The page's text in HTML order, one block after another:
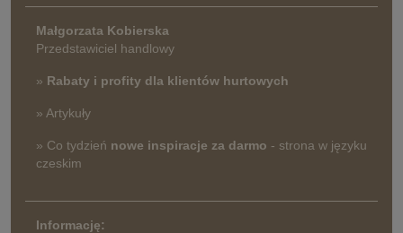
Małgorzata Kobierska
Przedstawiciel handlowy
» Rabaty i profity dla klientów hurtowych
» Artykuły
» Co tydzień nowe inspiracje za darmo - strona w języku
czeskim
Informację: